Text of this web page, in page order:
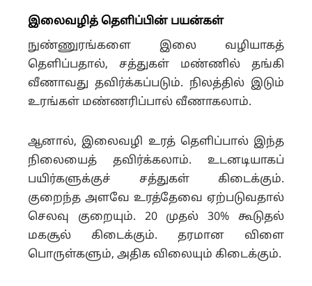
இலைவழித் தெளிப்பின் பயன்கள்
நுண்ணுரங்களை இலை வழியாகத்
தெளிப்பதால், சத்துகள் மண்ணில் தங்கி
வீணாவது தவிர்க்கப்படும். நிலத்தில் இடும்
உரங்கள் மண்ணரிப்பால் வீணாகலாம்.
ஆனால், இலைவழி உரத் தெளிப்பால் இந்த
நிலையைத் தவிர்க்கலாம். உடனடியாகப்
பயிர்களுக்குச் சத்துகள் கிடைக்கும்.
குறைந்த அளவே உரத்தேவை ஏற்படுவதால்
செலவு குறையும். 20 முதல் 30% கூடுதல்
மகசூல் கிடைக்கும். தரமான விளை
பொருள்களும், அதிக விலையும் கிடைக்கும்.